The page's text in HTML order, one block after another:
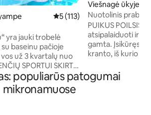
Vidutinis įvertinimas: 5 iš 5,
5 (113)
oazė* 2
yra jauki trobelė
baseinu pačioje
už 3 kvartalų nuo
SPORTUI SKIRTO
gali apsistoti iki 6
- gaminkite skanius
Viešnagė ūkyje
Nuotolinis
džiunglių
PUIKUS POILSIS,
atsipalaiduoti ir
gamta. Įsikūręs ant uolos tiesiai ant upės
kranto, iš kurio
ELEKTROS
energija, saugūs,
populiarūs patogumai
mikronamuose